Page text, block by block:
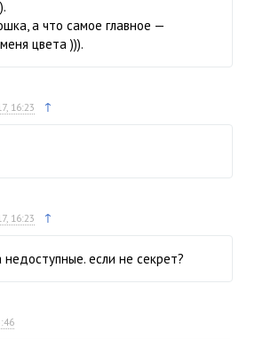
а что самое главное —
цвета ))).
16:23 ↑
16:23 ↑
если не секрет?